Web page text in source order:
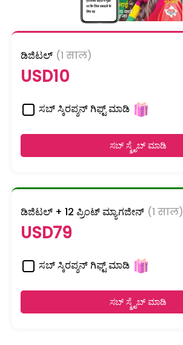
ಡಿಜಿಟಲ್ (1 साल)
USD10
ಸಬ್ ಸ್ಕಿರಪ್ಶನ್ ಗಿಫ್ಟ್ ಮಾಡಿ
ಸಬ್ ಸ್ಕ್ರೈಬ್ ಮಾಡಿ
ಡಿಜಿಟಲ್ + 12 ಪ್ರಿಂಟ್ ಮ್ಯಾಗಜೀನ್ (1 साल)
USD79
ಸಬ್ ಸ್ಕಿರಪ್ಶನ್ ಗಿಫ್ಟ್ ಮಾಡಿ
ಸಬ್ ಸ್ಕ್ರೈಬ್ ಮಾಡಿ